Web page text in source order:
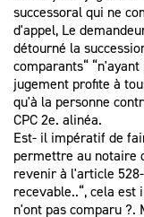
successoral qui ne
d'appel, Le
détourné la
comparants“
jugement profite à
qu'à la personne
CPC 2e. alinéa.
Est- il impératif de
permettre au notaire
revenir à l'article
recevable..“, cela
n'ont pas comparu ?.